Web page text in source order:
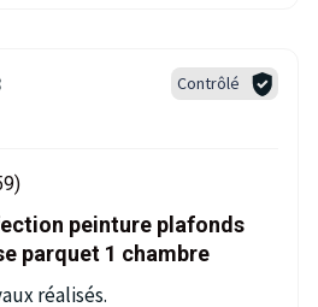
Contrôlé
peinture plafonds
parquet 1 chambre
réalisés.